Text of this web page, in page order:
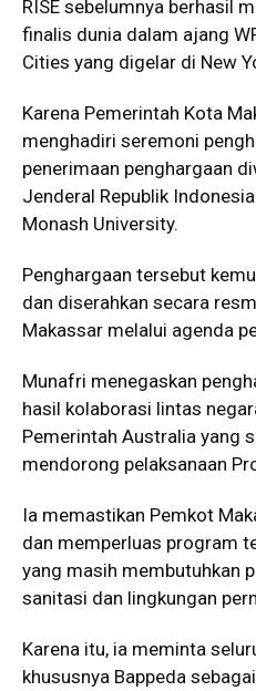
RISE sebelumnya berhasil
finalis dunia dalam ajang
Cities yang digelar di New
Karena Pemerintah Kota
menghadiri seremoni
penerimaan penghargaan
Jenderal Republik
Monash University.
Penghargaan tersebut
dan diserahkan secara
Makassar melalui agenda
Munafri menegaskan
hasil kolaborasi lintas
Pemerintah Australia yang
mendorong pelaksanaan
Ia memastikan Pemkot
dan memperluas program
yang masih membutuhkan
sanitasi dan lingkungan
Karena itu, ia meminta
khususnya Bappeda